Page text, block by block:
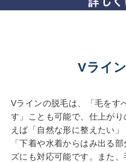
Vライ
Vラインの脱毛は、「毛をす
す」ことも可能で、仕上が
えば「自然な形に整えたい
「下着や水着からはみ出る
ズにも対応可能です。また